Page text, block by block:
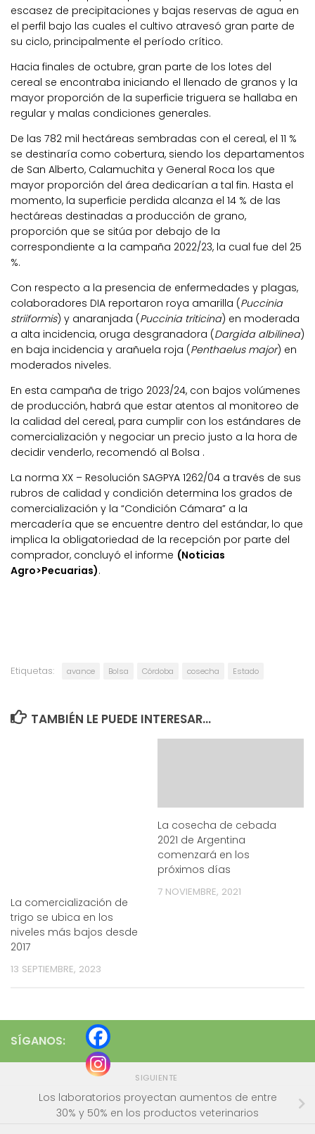
escasez de precipitaciones y bajas reservas de agua en
el perfil bajo las cuales el cultivo atravesó gran parte de
su ciclo, principalmente el período crítico.
Hacia finales de octubre, gran parte de los lotes del
cereal se encontraba iniciando el llenado de granos y la
mayor proporción de la superficie triguera se hallaba en
regular y malas condiciones generales.
De las 782 mil hectáreas sembradas con el cereal, el 11 %
se destinaría como cobertura, siendo los departamentos
de San Alberto, Calamuchita y General Roca los que
mayor proporción del área dedicarían a tal fin. Hasta el
momento, la superficie perdida alcanza el 14 % de las
hectáreas destinadas a producción de grano,
proporción que se sitúa por debajo de la
correspondiente a la campaña 2022/23, la cual fue del 25
%.
Con respecto a la presencia de enfermedades y plagas,
colaboradores DIA reportaron roya amarilla (Puccinia
striiformis) y anaranjada (Puccinia triticina) en moderada
a alta incidencia, oruga desgranadora (Dargida albilinea)
en baja incidencia y arañuela roja (Penthaelus major) en
moderados niveles.
En esta campaña de trigo 2023/24, con bajos volúmenes
de producción, habrá que estar atentos al monitoreo de
la calidad del cereal, para cumplir con los estándares de
comercialización y negociar un precio justo a la hora de
decidir venderlo, recomendó al Bolsa .
La norma XX – Resolución SAGPYA 1262/04 a través de sus
rubros de calidad y condición determina los grados de
comercialización y la “Condición Cámara” a la
mercadería que se encuentre dentro del estándar, lo que
implica la obligatoriedad de la recepción por parte del
comprador, concluyó el informe (Noticias
Agro>Pecuarias).
Etiquetas: avance Bolsa Córdoba cosecha Estado
TAMBIÉN LE PUEDE INTERESAR...
La comercialización de
trigo se ubica en los
niveles más bajos desde
2017
13 SEPTIEMBRE, 2023
La cosecha de cebada
2021 de Argentina
comenzará en los
próximos días
7 NOVIEMBRE, 2021
SÍGANOS:
SIGUIENTE
Los laboratorios proyectan aumentos de entre
30% y 50% en los productos veterinarios